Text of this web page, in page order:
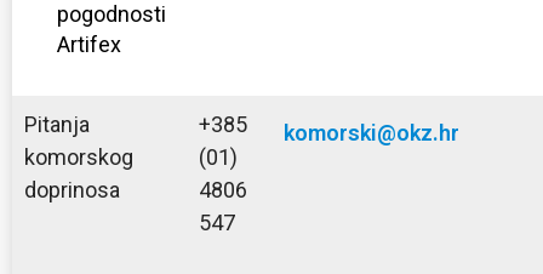
pogodnosti
Artifex
Pitanja
komorskog
doprinosa
+385
(01)
4806
547
komorski@okz.hr